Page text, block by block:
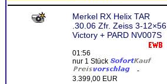
Merkel RX Helix TAR
.30.06 Zfr. Zeiss 3-12×56
Victory + PARD NV007S
01:56
nur 1 Stück
-
3.399,00 EUR